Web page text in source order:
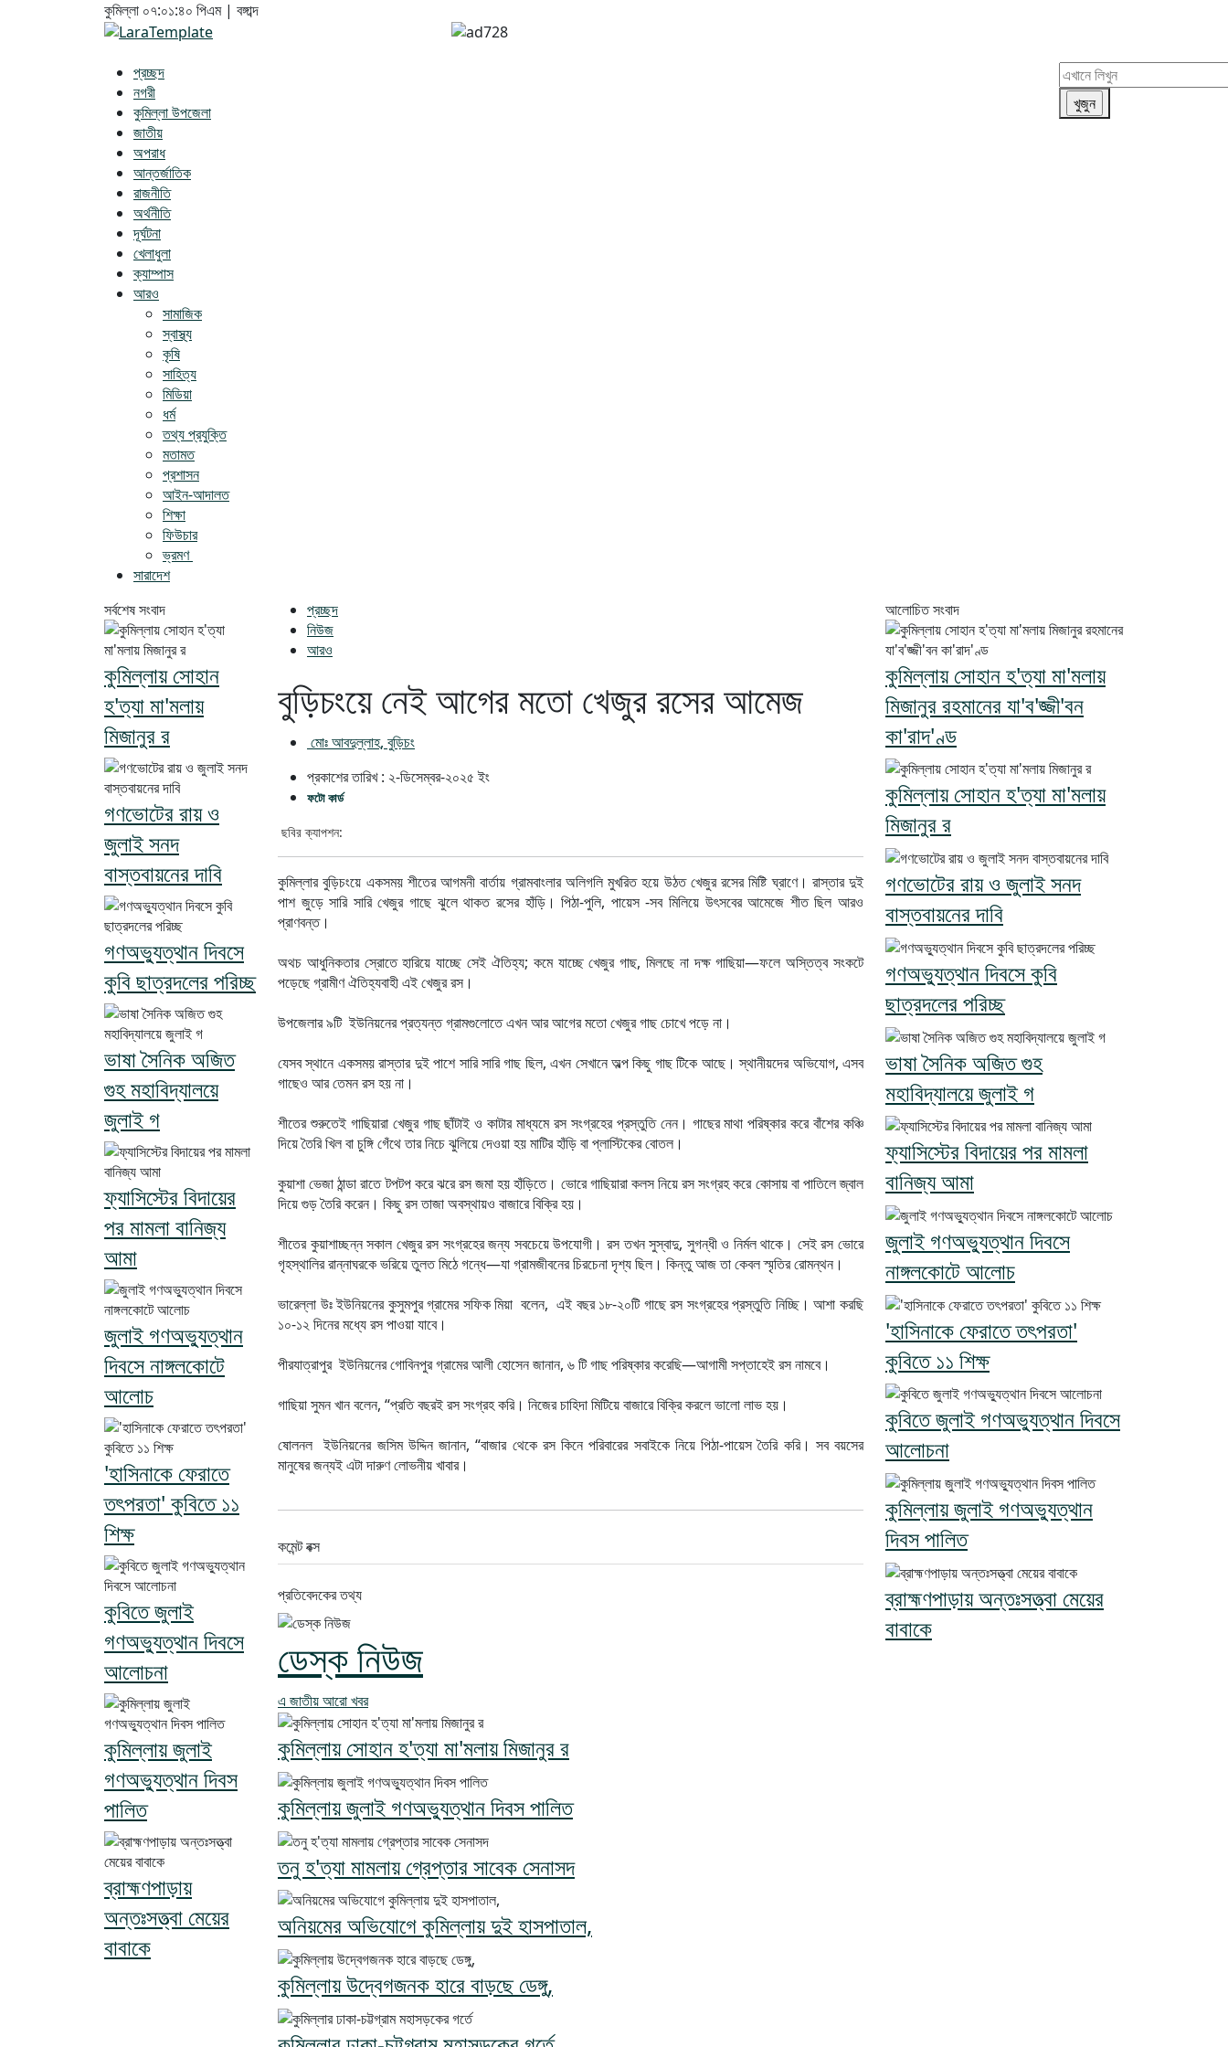
কুমিল্লা ০৭:০১:৪১ পিএম| বঙ্গাব্দ
প্রচ্ছদ
নগরী
কুমিল্লা উপজেলা
জাতীয়
অপরাধ
আন্তর্জাতিক
রাজনীতি
অর্থনীতি
দূর্ঘটনা
খেলাধুলা
ক্যাম্পাস
আরও
সামাজিক
স্বাস্থ্য
কৃষি
সাহিত্য
মিডিয়া
ধর্ম
তথ্য প্রযুক্তি
মতামত
প্রশাসন
আইন-আদালত
শিক্ষা
ফিউচার
ভ্রমণ
সারাদেশ
প্রচ্ছদ
নিউজ
আরও
বুড়িচংয়ে নেই আগের মতো খেজুর রসের আমেজ
‎মোঃ আবদুল্লাহ, বুড়িচং
প্রকাশের তারিখ : ২-ডিসেম্বর-২০২৫ইং
ফটো কার্ড
ছবির ক্যাপশন:
কুমিল্লার বুড়িচংয়ে ‎একসময় শীতের আগমনী বার্তায় গ্রামবাংলার অলিগলি মুখরিত হয়ে উঠত খেজুর রসের মিষ্টি ঘ্রাণে। রাস্তার দুই
পাশ জুড়ে সারি সারি খেজুর গাছে ঝুলে থাকত রসের হাঁড়ি। পিঠা-পুলি, পায়েস -সব মিলিয়ে উৎসবের আমেজে শীত ছিল আরও
প্রাণবন্ত।
‎অথচ আধুনিকতার স্রোতে হারিয়ে যাচ্ছে সেই ঐতিহ্য; কমে যাচ্ছে খেজুর গাছ, মিলছে না দক্ষ গাছিয়া—ফলে অস্তিত্ব সংকটে
পড়েছে গ্রামীণ ঐতিহ্যবাহী এই খেজুর রস।
‎উপজেলার ৯টি ইউনিয়নের প্রত্যন্ত গ্রামগুলোতে এখন আর আগের মতো খেজুর গাছ চোখে পড়ে না।
‎যেসব স্থানে একসময় রাস্তার দুই পাশে সারি সারি গাছ ছিল, এখন সেখানে অল্প কিছু গাছ টিকে আছে। স্থানীয়দের অভিযোগ, এসব
গাছেও আর তেমন রস হয় না।
‎শীতের শুরুতেই গাছিয়ারা খেজুর গাছ ছাঁটাই ও কাটার মাধ্যমে রস সংগ্রহের প্রস্তুতি নেন। গাছের মাথা পরিষ্কার করে বাঁশের কঞ্চি
দিয়ে তৈরি খিল বা চুঙ্গি গেঁথে তার নিচে ঝুলিয়ে দেওয়া হয় মাটির হাঁড়ি বা প্লাস্টিকের বোতল।
‎কুয়াশা ভেজা ঠান্ডা রাতে টপটপ করে ঝরে রস জমা হয় হাঁড়িতে। ভোরে গাছিয়ারা কলস নিয়ে রস সংগ্রহ করে কোসায় বা পাতিলে জ্বাল
দিয়ে গুড় তৈরি করেন। কিছু রস তাজা অবস্থায়ও বাজারে বিক্রি হয়।
‎শীতের কুয়াশাচ্ছন্ন সকাল খেজুর রস সংগ্রহের জন্য সবচেয়ে উপযোগী। রস তখন সুস্বাদু, সুগন্ধী ও নির্মল থাকে। সেই রস ভোরে
গৃহস্থালির রান্নাঘরকে ভরিয়ে তুলত মিঠে গন্ধে—যা গ্রামজীবনের চিরচেনা দৃশ্য ছিল। কিন্তু আজ তা কেবল স্মৃতির রোমন্থন।
‎ভারেল্লা উঃ ইউনিয়নের কুসুমপুর গ্রামের সফিক মিয়া বলেন, এই বছর ১৮-২০টি গাছে রস সংগ্রহের প্রস্তুতি নিচ্ছি। আশা করছি
১০-১২ দিনের মধ্যে রস পাওয়া যাবে।
‎পীরযাত্রাপুর ইউনিয়নের গোবিনপুর গ্রামের আলী হোসেন জানান, ৬ টি গাছ পরিষ্কার করেছি—আগামী সপ্তাহেই রস নামবে।
‎গাছিয়া সুমন খান বলেন, “প্রতি বছরই রস সংগ্রহ করি। নিজের চাহিদা মিটিয়ে বাজারে বিক্রি করলে ভালো লাভ হয়।
‎ষোলনল ইউনিয়নের জসিম উদ্দিন জানান, “বাজার থেকে রস কিনে পরিবারের সবাইকে নিয়ে পিঠা-পায়েস তৈরি করি। সব বয়সের
মানুষের জন্যই এটা দারুণ লোভনীয় খাবার।
কমেন্ট বক্স
প্রতিবেদকের তথ্য
ডেস্ক নিউজ
এ জাতীয় আরো খবর
কুমিল্লায় সোহান হ'ত্যা মা'মলায় মিজানুর র
কুমিল্লায় জুলাই গণঅভ্যুত্থান দিবস পালিত
তনু হ'ত্যা মামলায় গ্রেপ্তার সাবেক সেনাসদ
অনিয়মের অভিযোগে কুমিল্লায় দুই হাসপাতাল,
কুমিল্লায় উদ্বেগজনক হারে বাড়ছে ডেঙ্গু,
সর্বশেষ সংবাদ
কুমিল্লায় সোহান
হ'ত্যা মা'মলায়
মিজানুর র
গণভোটের রায় ও
জুলাই সনদ
বাস্তবায়নের দাবি
গণঅভ্যুত্থান দিবসে
কুবি ছাত্রদলের পরিচ্ছ
ভাষা সৈনিক অজিত
গুহ মহাবিদ্যালয়ে
জুলাই গ
ফ্যাসিস্টের বিদায়ের
পর মামলা বানিজ্য
আমা
জুলাই গণঅভ্যুত্থান
দিবসে নাঙ্গলকোটে
আলোচ
'হাসিনাকে ফেরাতে
তৎপরতা' কুবিতে ১১
শিক্ষ
কুবিতে জুলাই
গণঅভ্যুত্থান দিবসে
আলোচনা
কুমিল্লায় জুলাই
গণঅভ্যুত্থান দিবস
পালিত
ব্রাহ্মণপাড়ায়
অন্তঃসত্ত্বা মেয়ের
বাবাকে
আলোচিত সংবাদ
কুমিল্লায় সোহান হ'ত্যা মা'মলায়
মিজানুর রহমানের যা'ব'জ্জী'বন
কা'রাদ'ণ্ড
কুমিল্লায় সোহান হ'ত্যা মা'মলায়
মিজানুর র
গণভোটের রায় ও জুলাই সনদ
বাস্তবায়নের দাবি
গণঅভ্যুত্থান দিবসে কুবি
ছাত্রদলের পরিচ্ছ
ভাষা সৈনিক অজিত গুহ
মহাবিদ্যালয়ে জুলাই গ
ফ্যাসিস্টের বিদায়ের পর মামলা
বানিজ্য আমা
জুলাই গণঅভ্যুত্থান দিবসে
নাঙ্গলকোটে আলোচ
'হাসিনাকে ফেরাতে তৎপরতা'
কুবিতে ১১ শিক্ষ
কুবিতে জুলাই গণঅভ্যুত্থান দিবসে
আলোচনা
কুমিল্লায় জুলাই গণঅভ্যুত্থান
দিবস পালিত
ব্রাহ্মণপাড়ায় অন্তঃসত্ত্বা মেয়ের
বাবাকে